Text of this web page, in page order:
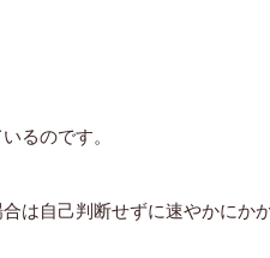
るのです。
は自己判断せずに速やかにか